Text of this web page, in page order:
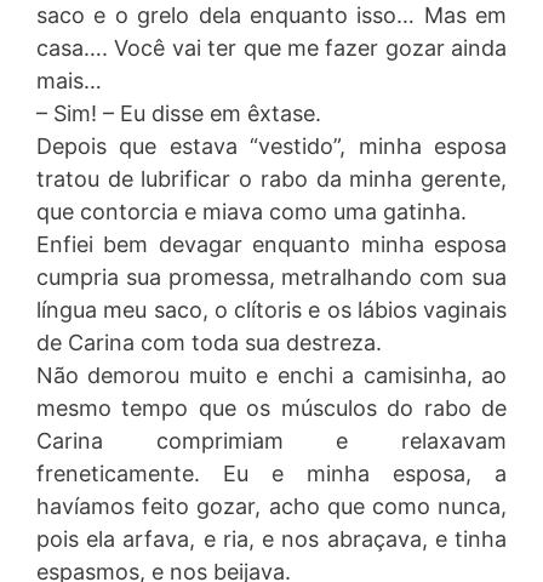
saco e o grelo dela enquanto isso… Mas em
casa…. Você vai ter que me fazer gozar ainda
mais…
– Sim! – Eu disse em êxtase.
Depois que estava “vestido”, minha esposa
tratou de lubrificar o rabo da minha gerente,
que contorcia e miava como uma gatinha.
Enfiei bem devagar enquanto minha esposa
cumpria sua promessa, metralhando com sua
língua meu saco, o clítoris e os lábios vaginais
de Carina com toda sua destreza.
Não demorou muito e enchi a camisinha, ao
mesmo tempo que os músculos do rabo de
Carina comprimiam e relaxavam
freneticamente. Eu e minha esposa, a
havíamos feito gozar, acho que como nunca,
pois ela arfava, e ria, e nos abraçava, e tinha
espasmos, e nos beijava.